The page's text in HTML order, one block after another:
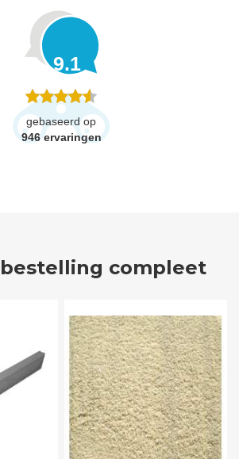
9.1
gebaseerd op
946 ervaringen
compleet